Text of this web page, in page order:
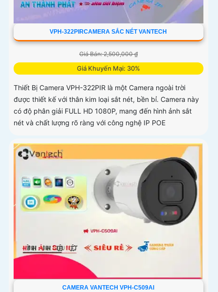
VPH-322PIRCAMERA SẮC NÉT VANTECH
Giá Bán: 2,500,000 ₫
Giá Khuyến Mại: 30%
Thiết Bị Camera VPH-322PIR là một Camera ngoài trời
được thiết kế với thân kim loại sắt nét, bền bỉ. Camera này
có độ phân giải FULL HD 1080P, mang đến hình ảnh sắt
nét và chất lượng rõ ràng với công nghệ IP POE
CAMERA VANTECH VPH-C509AI